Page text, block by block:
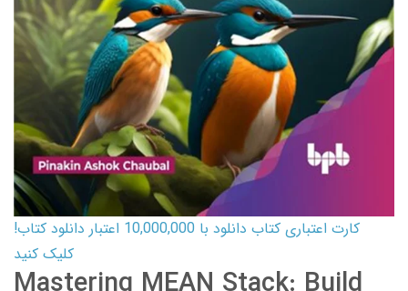
کارت اعتباری کتاب دانلود با 10,000,000 اعتبار دانلود کتاب!
کلیک کنید